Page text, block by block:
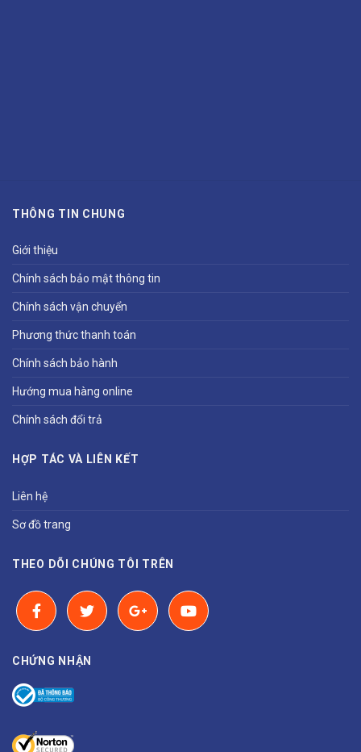
THÔNG TIN CHUNG
Giới thiệu
Chính sách bảo mật thông tin
Chính sách vận chuyển
Phương thức thanh toán
Chính sách bảo hành
Hướng mua hàng online
Chính sách đổi trả
HỢP TÁC VÀ LIÊN KẾT
Liên hệ
Sơ đồ trang
THEO DÕI CHÚNG TÔI TRÊN
CHỨNG NHẬN